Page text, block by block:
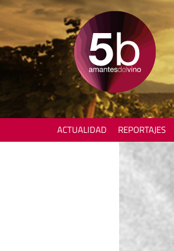
ACTUALIDAD REPORTAJES